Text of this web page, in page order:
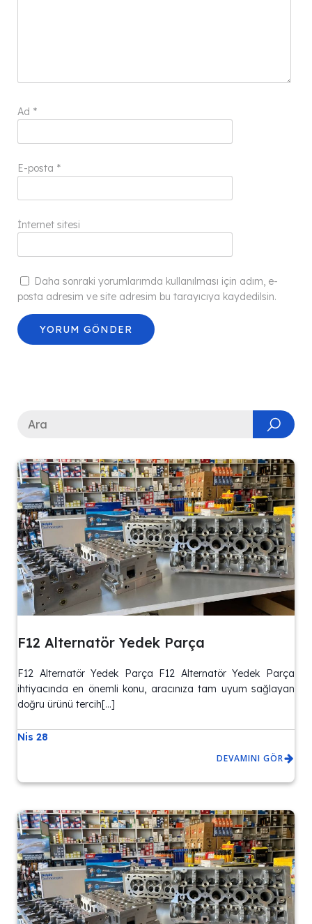
Ad *
E-posta *
İnternet sitesi
Daha sonraki yorumlarımda kullanılması için adım, e-
posta adresim ve site adresim bu tarayıcıya kaydedilsin.
F12 Alternatör Yedek Parça
F12 Alternatör Yedek Parça F12 Alternatör Yedek Parça
ihtiyacında en önemli konu, aracınıza tam uyum sağlayan
doğru ürünü tercih[…]
Nis 28
DEVAMINI GÖR